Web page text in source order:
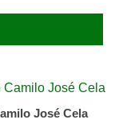
José Cela